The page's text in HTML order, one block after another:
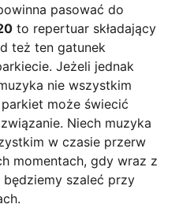
pasować do
to repertuar składający
też ten gatunek
Jeżeli jednak
nie wszystkim
może świecić
Niech muzyka
w czasie przerw
momentach, gdy wraz z
będziemy szaleć przy